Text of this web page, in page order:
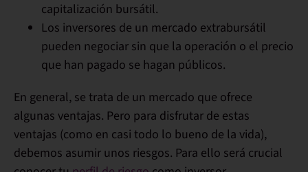
capitalización bursátil.
Los inversores de un mercado extrabursátil
pueden negociar sin que la operación o el precio
que han pagado se hagan públicos.
En general, se trata de un mercado que ofrece
algunas ventajas. Pero para disfrutar de estas
ventajas (como en casi todo lo bueno de la vida),
debemos asumir unos riesgos. Para ello será crucial